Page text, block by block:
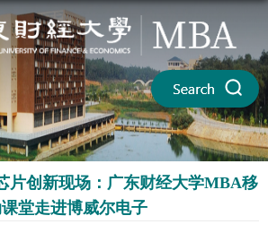
片创新现场：广东财经大学MBA移
堂走进博威尔电子